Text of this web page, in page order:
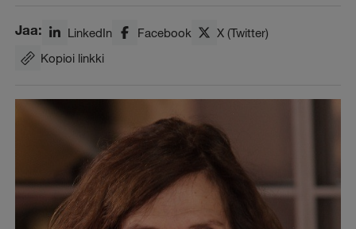
Jaa: LinkedIn Facebook
X (Twitter)
Kopioi linkki